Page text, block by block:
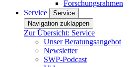
Forschungsrahmen
Service
Service
Navigation zuklappen
Zur Übersicht: Service
Unser Beratungsangebot
Newsletter
SWP-Podcast